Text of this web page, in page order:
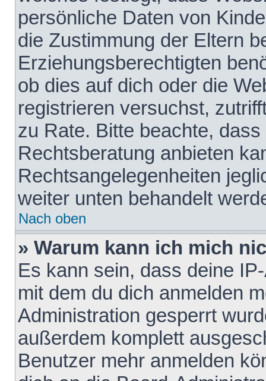
persönliche Daten von
die Zustimmung der Eltern
Erziehungsberechtigten
ob dies auf dich oder die
registrieren versuchst,
zu Rate. Bitte beachte,
Rechtsberatung anbieten
Rechtsangelegenheiten
weiter unten behandelt
Nach oben
» Warum kann ich mich
Es kann sein, dass deine
mit dem du dich anmelden
Administration gesperrt
außerdem komplett
Benutzer mehr anmelden